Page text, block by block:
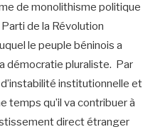
de monolithisme politique
de la Révolution
le peuple béninois a
démocratie pluraliste. Par
institutionnelle et
temps qu’il va contribuer à
direct étranger